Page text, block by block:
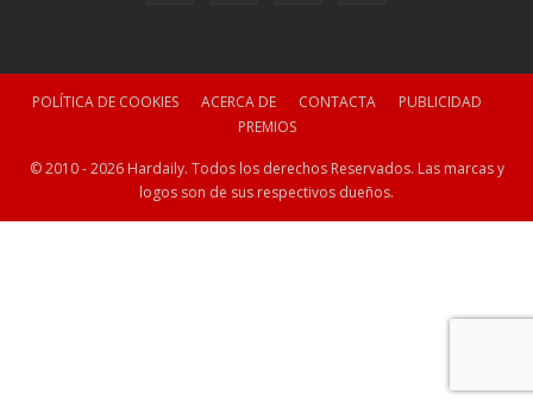
POLÍTICA DE COOKIES ACERCA DE CONTACTA
PUBLICIDAD
PREMIOS
© 2010 - 2026 Hardaily. Todos los derechos Reservados. Las marcas y
logos son de sus respectivos dueños.